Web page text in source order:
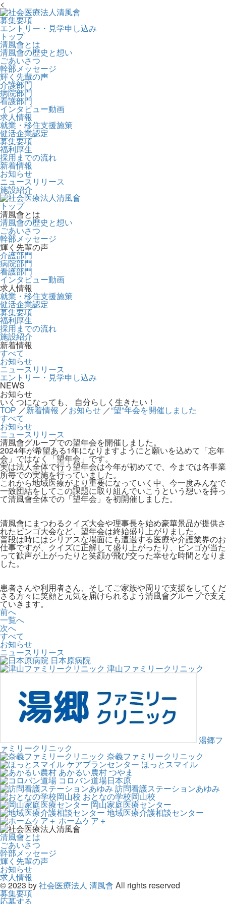
<
募集要項
エントリー・見学申し込み
トップ
清風會とは
清風會の歴史と想い
ごあいさつ
幹部メッセージ
輝く先輩の声
介護部門
病院部門
看護部門
インタビュー動画
求人情報
就業・移住支援施策
健活企業認定
募集要項
福利厚生
採用までの流れ
新着情報
お知らせ
ニュースリリース
施設紹介
トップ
清風會とは
清風會の歴史と想い
ごあいさつ
幹部メッセージ
輝く先輩の声
介護部門
病院部門
看護部門
インタビュー動画
求人情報
就業・移住支援施策
健活企業認定
募集要項
福利厚生
採用までの流れ
施設紹介
新着情報
すべて
お知らせ
ニュースリリース
エントリー・見学申し込み
NEWS
お知らせ
いくつになっても、 自分らしく生きたい！
TOP ／新着情報 ／お知らせ／“望”年会を開催しました
すべて
お知らせ
ニュースリリース
清風會グループでの望年会を開催しました。
2024年が希望ある1年になりますようにと願いを込めて「忘年
会」ではなく「望年会」です。
実は法人全体で行う望年会は今年が初めてで、今までは各事業
所毎での実施を行っていました。
これから地域医療がより重要になっていく中、今一度みんなで
一致団結をしてこの課題に取り組んでいこうという想いを持っ
て清風會全体での「望年会」を初開催しました。
清風會にまつわるクイズ大会や理事長を始め豪華景品が提供さ
れたビンゴ大会など、望年会は終始盛り上がりました。
普段は時にはシリアスな場面にも遭遇する医療や介護業界のお
仕事ですが、クイズに正解して盛り上がったり、ビンゴが当た
って歓声が上がったりと笑顔が飛び交った幸せな時間となりま
した。
患者さんや利用者さん、そしてご家族や周りで支援をしてくだ
さる方々に笑顔と元気を届けられるよう清風會グループで支え
ていきます。
前へ
一覧へ
次へ
すべて
お知らせ
ニュースリリース
日本原病院
津山ファミリークリニック
湯郷フ
ァミリークリニック
奈義ファミリークリニック
ケアプランセンター ほっとスマイル
あかるい農村 つやま
コロバン道場日本原
訪問看護ステーションあゆみ
おとなの学校岡山校
岡山家庭医療センター
地域医療介護相談センター
ホームケア＋
清風會とは
ごあいさつ
幹部メッセージ
輝く先輩の声
お知らせ
求人情報
© 2023 by社会医療法人 清風會 All rights reserved
募集要項
応募する